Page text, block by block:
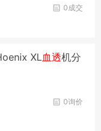
0成交
XL血透机分
0询价